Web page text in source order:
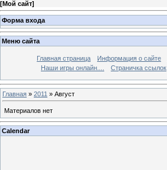
[Мой сайт]
Форма входа
Меню сайта
Главная страница Информация о сайте
Наши игры онлайн....
Страничка ссылок
Главная » 2011 » Август
Материалов нет
Calendar